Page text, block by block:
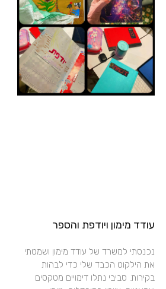
עודד מימון ויודפת והספר
נכנסתי למשרד של עודד מימון ושמטתי
את הילקוט הכבד שלי כדי לבהות
בקירות. סביבי נתלו דימויים מטקסים